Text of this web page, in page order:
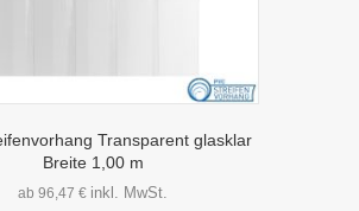
Transparent glasklar
Breite 1,00 m
ab 96,47 € inkl. MwSt.